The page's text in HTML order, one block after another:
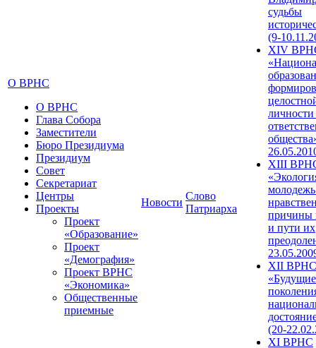
О ВРНС
О ВРНС
Глава Собора
Заместители
Бюро Президиума
Президиум
Совет
Секретариат
Центры
Проекты
Проект
«Образование»
Проект
«Демография»
Проект ВРНС
«Экономика»
Общественные
приемные
Новости
Слово
Патриарха
судьбы
(9-
XIV
XIII
причины
и пути их
XII ВРНС
«Будущие
(20-
XI ВРНС